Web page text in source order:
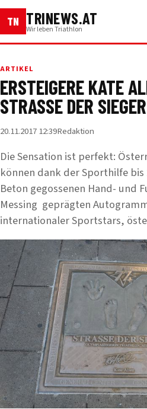
TN TRINEWS.AT
Wir leben Triathlon
ARTIKEL
ERSTEIGERE KATE
STRASSE DER SIEGER
20.11.2017 12:39Redaktion
Die Sensation ist perfekt:
können dank der Sporthilfe bis
Beton gegossenen Hand- und
Messing geprägten
internationaler Sportstars,